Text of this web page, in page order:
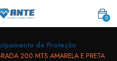
0
de Proteção
200 MTS AMARELA E PRETA